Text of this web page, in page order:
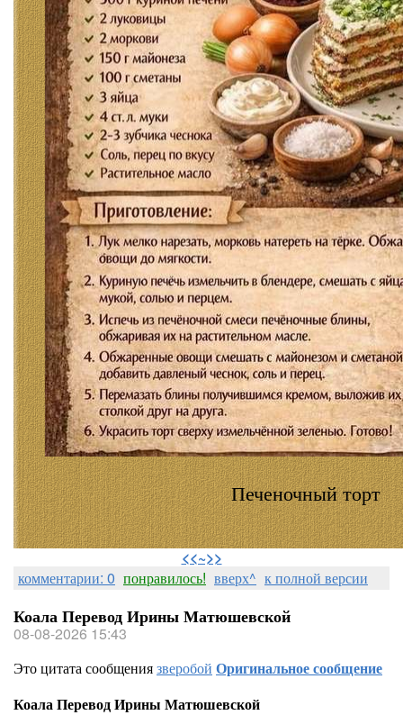
Печеночный торт
⠀
<<~>>
комментарии: 0 понравилось! вверх^ к полной версии
Коала Перевод Ирины Матюшевской
08-08-2026 15:43
Это цитата сообщениязверобой Оригинальное сообщение
Коала Перевод Ирины Матюшевской